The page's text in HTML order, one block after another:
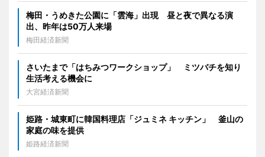
梅田・うめきた公園に「雲海」出現 昼と夜で異なる演
出、昨年は50万人来場
梅田経済新聞
さいたまで「はちみつワークショップ」 ミツバチを知り
生活考える機会に
大宮経済新聞
姫路・城東町に韓国料理店「ジュミネ キッチン」 釜山の
家庭の味を提供
姫路経済新聞